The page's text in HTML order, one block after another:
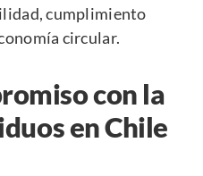
cumplimiento
circular.
con la
en Chile